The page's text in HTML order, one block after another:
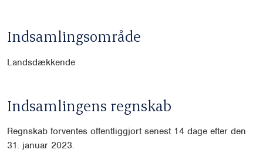
Indsamlingsområde
Landsdækkende
Indsamlingens regnskab
Regnskab forventes offentliggjort senest 14 dage efter den
31. januar 2023.